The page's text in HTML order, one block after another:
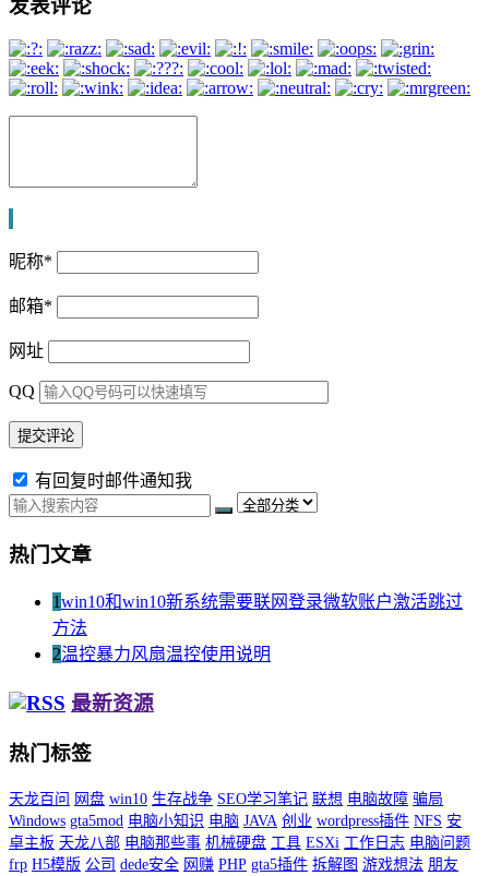
发表评论
昵称*
邮箱*
网址
QQ
有回复时邮件通知我
热门文章
1win10和win10新系统需要联网登录微软账户激活跳过
方法
2温控暴力风扇温控使用说明
最新资源
热门标签
天龙百问 网盘 win10 生存战争 SEO学习笔记 联想 电脑故障 骗局
Windows gta5mod 电脑小知识 电脑 JAVA 创业 wordpress插件 NFS 安
卓主板 天龙八部 电脑那些事 机械硬盘 工具 ESXi 工作日志 电脑问题
frp H5模版 公司 dede安全 网赚 PHP gta5插件 拆解图 游戏想法 朋友